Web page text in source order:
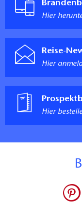
Durchgangsbreite
nutzenden Flure
Kommentar:
Meter daneben
Nebeneingang
Der
Gefälle von 5%
Hier
Reise-
Hier
Hier
B